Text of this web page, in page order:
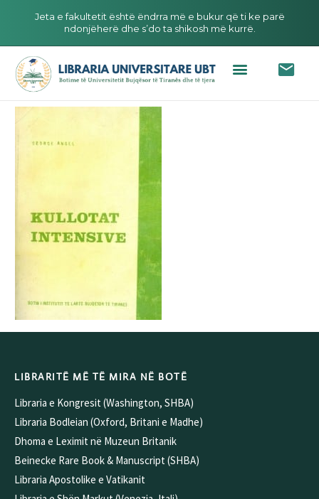
Jeta e fakultetit është ëndrra më e bukur që ti ke parë
ndonjëherë dhe s’do ta shikosh më kurrë.
LIBRARITË MË TË MIRA NË BOTË
Libraria e Kongresit (Washington, SHBA)
Libraria Bodleian (Oxford, Britani e Madhe)
Dhoma e Leximit në Muzeun Britanik
Beinecke Rare Book & Manuscript (SHBA)
Libraria Apostolike e Vatikanit